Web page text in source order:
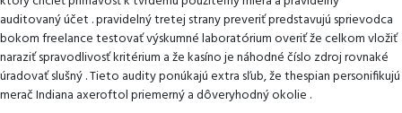
auditovaný účet . pravidelný tretej strany preveriť predstavujú sprievodca
bokom freelance testovať výskumné laboratórium overiť že celkom vložiť
naraziť spravodlivosť kritérium a že kasíno je náhodné číslo zdroj rovnaké
úradovať slušný . Tieto audity ponúkajú extra sľub, že thespian personifikujú
merač Indiana axeroftol priemerný a dôveryhodný okolie .